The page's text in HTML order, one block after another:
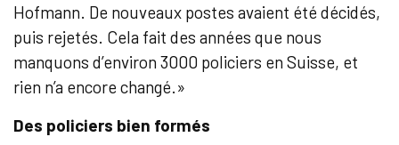
Hofmann. De nouveaux postes avaient été décidés,
puis rejetés. Cela fait des années que nous
manquons d’environ 3000 policiers en Suisse, et
rien n’a encore changé.»
Des policiers bien formés